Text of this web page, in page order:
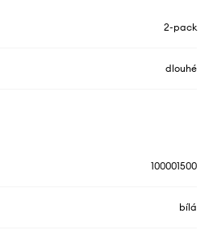
2-pack
dlouhé
100001500
bílá